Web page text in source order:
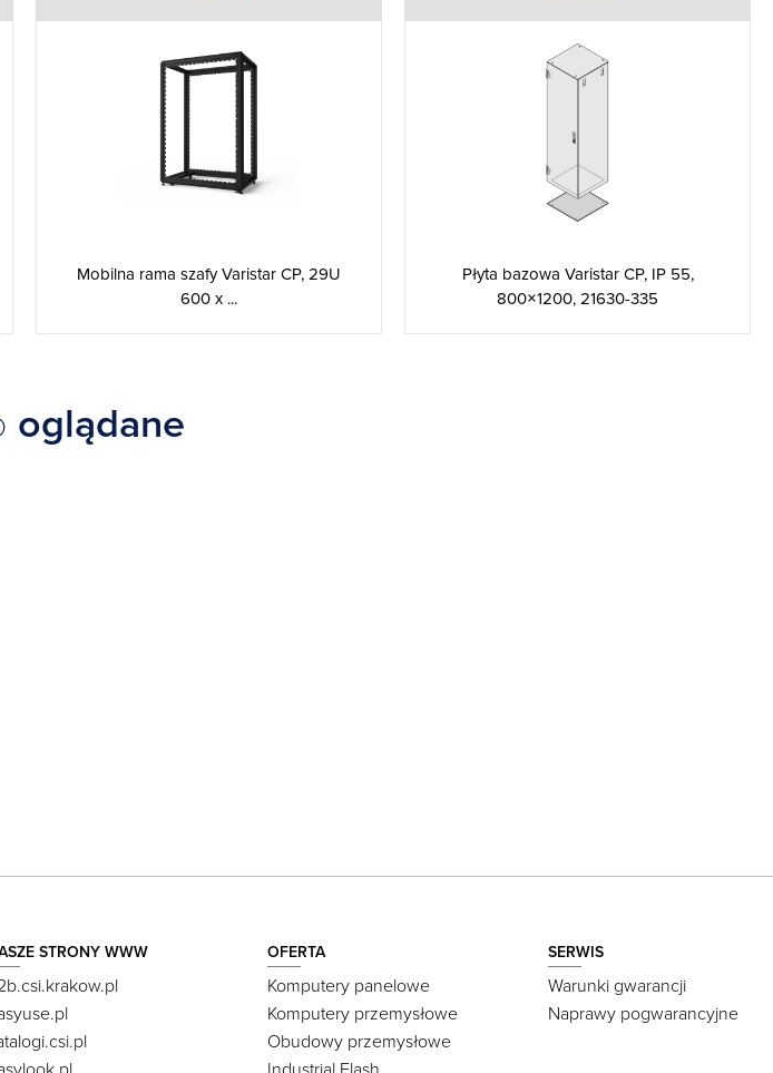
Mobilna rama szafy Varistar CP, 29U
600 x ...
Płyta bazowa Varistar CP, IP 55,
800×1200, 21630-335
oglądane
STRONY WWW OFERTA
Komputery panelowe
Komputery przemysłowe
Obudowy przemysłowe
SERWIS
Warunki gwarancji
Naprawy pogwarancyjne